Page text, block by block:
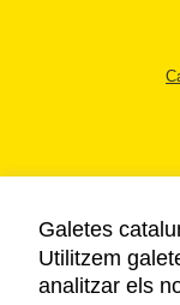
Galetes
Utilitzem
analitzar els